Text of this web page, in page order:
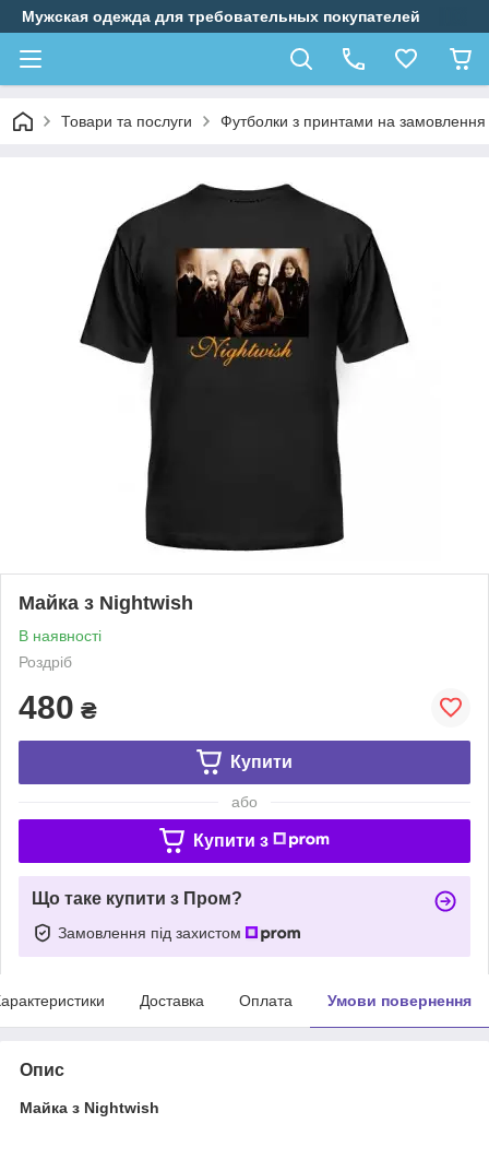
Мужская одежда для требовательных покупателей
Товари та послуги Футболки з принтами на замовлення
Майка з Nightwish
В наявності
Роздріб
480 ₴
Купити
або
Купити з
Що таке купити з Пром?
Замовлення під захистом
Доставка Оплата Умови повернення
Опис
Майка з Nightwish